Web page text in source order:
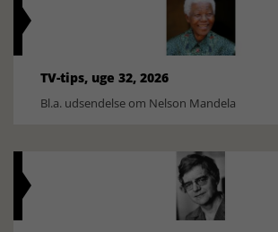
TV-tips, uge 32, 2026
Bl.a. udsendelse om Nelson Mandela